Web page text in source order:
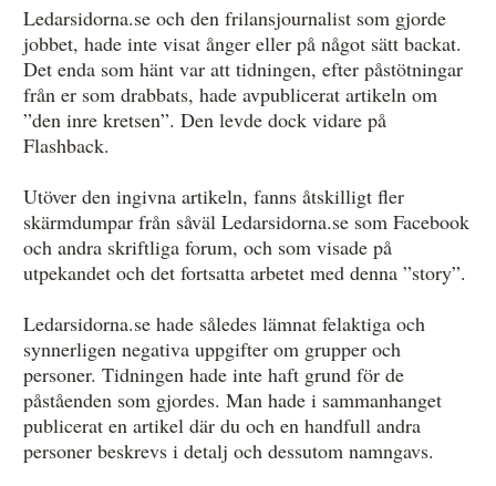
Ledarsidorna.se och den frilansjournalist som gjorde
jobbet, hade inte visat ånger eller på något sätt backat.
Det enda som hänt var att tidningen, efter påstötningar
från er som drabbats, hade avpublicerat artikeln om
”den inre kretsen”. Den levde dock vidare på
Flashback.
Utöver den ingivna artikeln, fanns åtskilligt fler
skärmdumpar från såväl Ledarsidorna.se som Facebook
och andra skriftliga forum, och som visade på
utpekandet och det fortsatta arbetet med denna ”story”.
Ledarsidorna.se hade således lämnat felaktiga och
synnerligen negativa uppgifter om grupper och
personer. Tidningen hade inte haft grund för de
påståenden som gjordes. Man hade i sammanhanget
publicerat en artikel där du och en handfull andra
personer beskrevs i detalj och dessutom namngavs.